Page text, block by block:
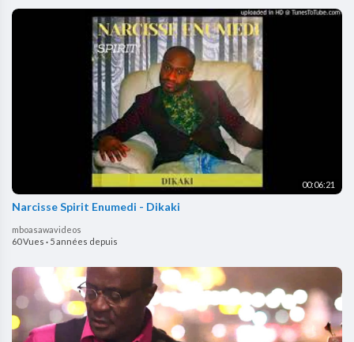
00:06:21
Narcisse Spirit Enumedi - Dikaki
mboasawavideos
60 Vues · 5 années depuis